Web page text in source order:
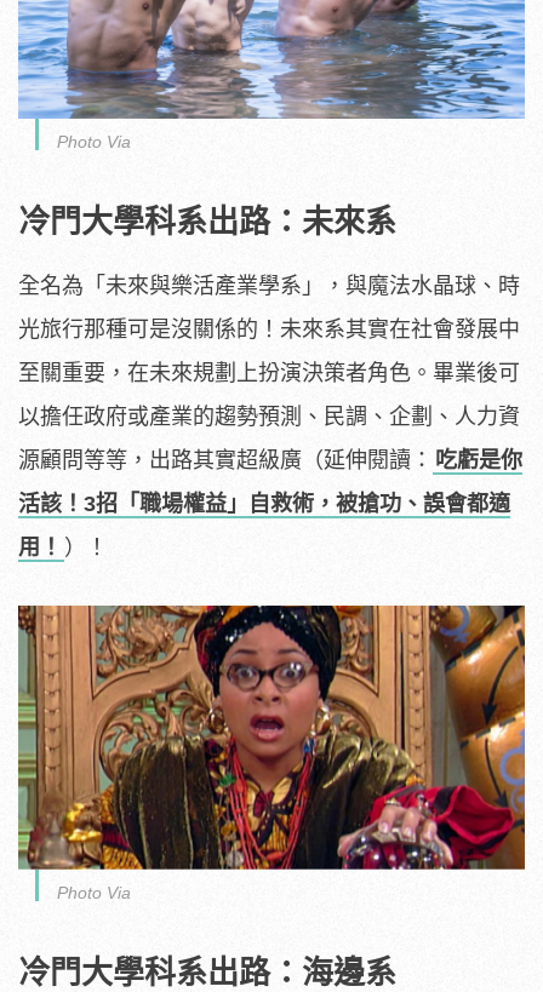
Photo Via
冷門大學科系出路：未來系
全名為「未來與樂活產業學系」，與魔法水晶球、時
光旅行那種可是沒關係的！未來系其實在社會發展中
至關重要，在未來規劃上扮演決策者角色。畢業後可
以擔任政府或產業的趨勢預測、民調、企劃、人力資
源顧問等等，出路其實超級廣（延伸閱讀： 吃虧是你
活該！3招「職場權益」自救術，被搶功、誤會都適
用！ ）！
Photo Via
冷門大學科系出路：海邊系